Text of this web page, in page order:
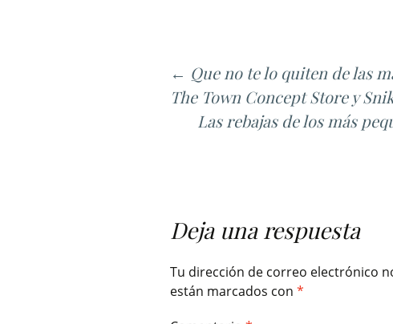
← Que no te lo quiten de las
The Town Concept Store y
Las rebajas de los más
Deja una respuesta
Tu dirección de correo electrónico
están marcados con *